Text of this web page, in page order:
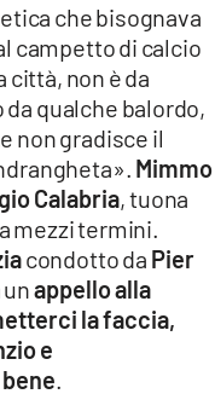
che bisognava
campetto di calcio
città, non è da
qualche balordo,
non gradisce il
Mimmo
Calabria, tuona
mezzi termini.
condotto da Pier
appello alla
la faccia,
e